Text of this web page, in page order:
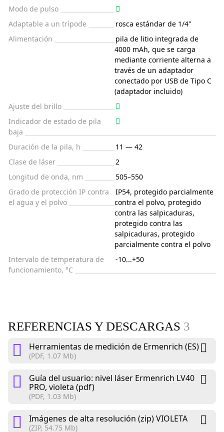
Modo de pulso
Adaptable a un trípode
rosca estándar de 1/4"
Alimentación
pila de litio integrada de
4000 mAh, que se carga
mediante corriente alterna a
través de un adaptador
conectado por USB de Tipo C
(adaptador incluido)
Ajuste del brillo
Indicador de estado de pila
baja
Duración de la pila, h
11 — 42
Clase de láser
2
Longitud de onda, nm
505–550
Grado de protección IP contra
el agua y el polvo
IP54, protegido parcialmente
contra el polvo, protegido
contra las salpicaduras,
protegido contra las
salpicaduras, protegido
parcialmente contra el polvo
Intervalo de temperatura de
funcionamiento, °C
-10...+50
REFERENCIAS Y DESCARGAS 3
Herramientas de medición de Ermenrich (ES)
(PDF, 1.07 Mb)
Guía del usuario: nivel láser Ermenrich LV40
PRO, violeta (pdf)
(PDF, 1.03 Mb)
Imágenes de alta resolución (zip) VIOLETA
(ZIP, 54.75 Mb)